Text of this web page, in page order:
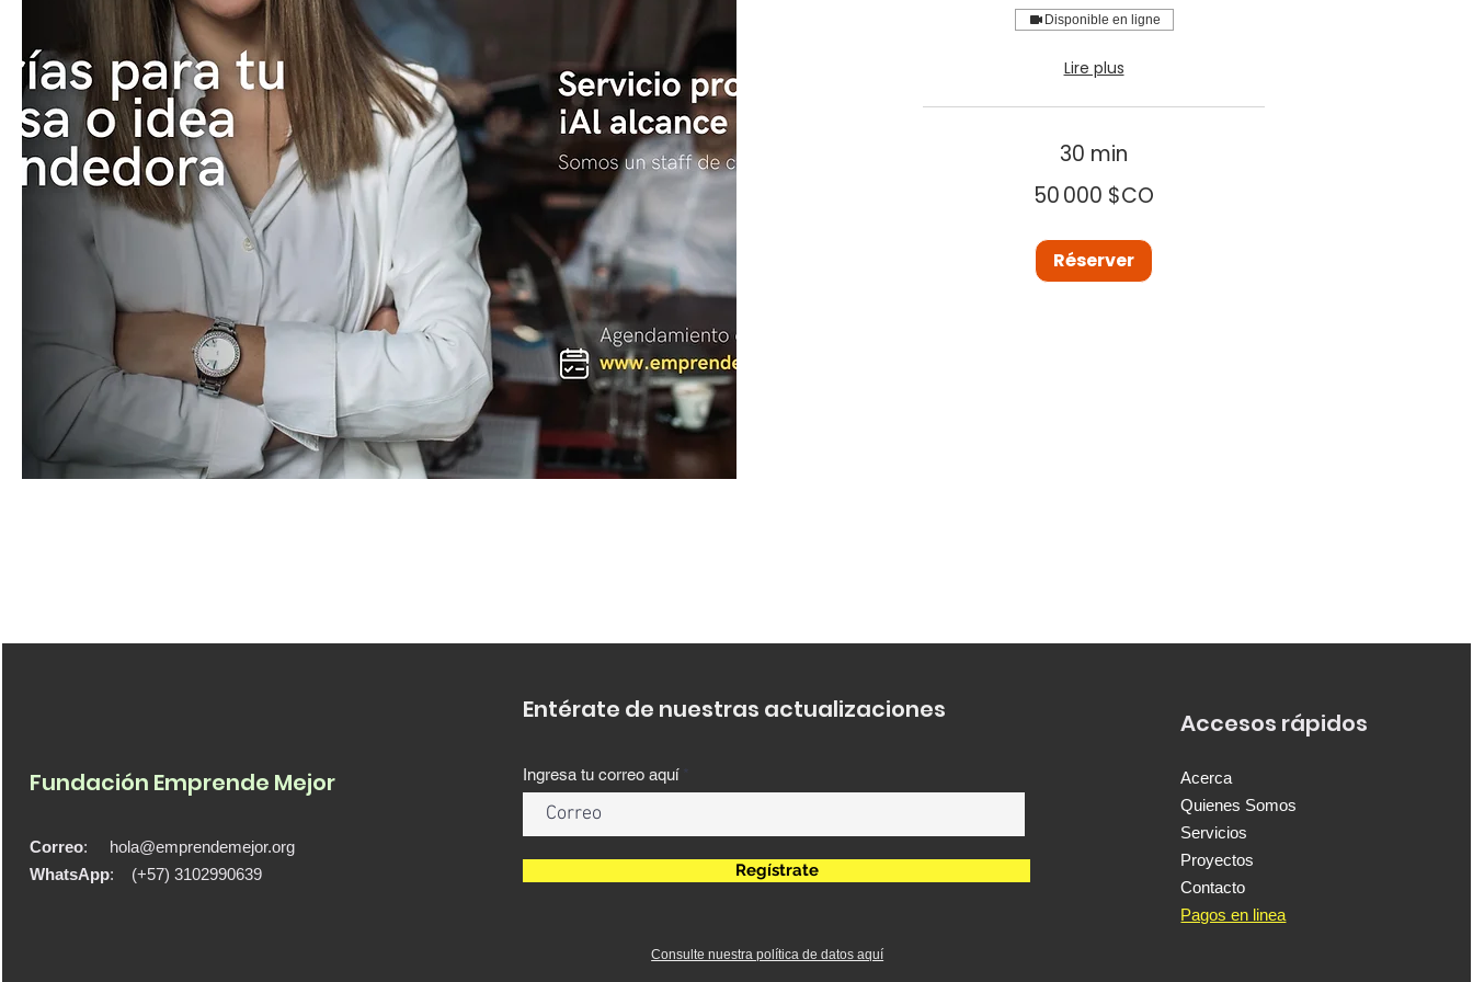
Disponible en ligne
Lire plus
30 min
50 000 $CO
Réserver
Fundación Emprende Mejor
Correo: hola@emprendemejor.org
WhatsApp: (+57) 3102990639
Entérate de nuestras actualizaciones
Ingresa tu correo aquí
Regístrate
Consulte nuestra política de datos aquí
Accesos rápidos
Acerca
Quienes Somos
Servicios
Proyectos
Contacto
Pagos en linea